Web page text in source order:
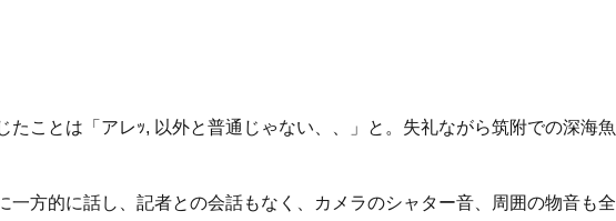
ことは「アレｯ, 以外と普通じゃない、、」と。失礼ながら筑附での深海魚
方的に話し、記者との会話もなく、カメラのシャター音、周囲の物音も全